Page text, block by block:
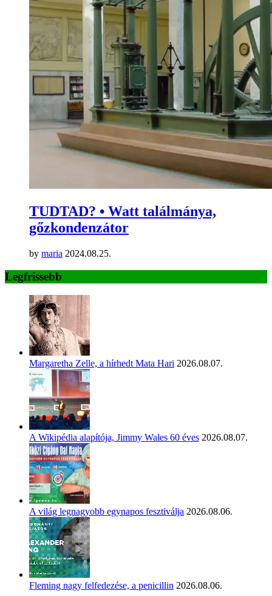
TUDTAD? • Watt találmánya,
gőzkondenzátor
by maria 2024.08.25.
Legfrissebb
Margaretha Zelle, a hírhedt Mata Hari 2026.08.07.
A Wikipédia alapítója, Jimmy Wales 60 éves 2026.08.07.
A világ legnagyobb egynapos fesztiválja 2026.08.06.
Fleming nagy felfedezése, a penicillin 2026.08.06.